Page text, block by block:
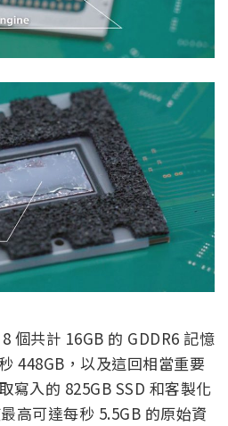
個共計 16GB 的 GDDR6 記憶
448GB，以及這回相當重要
寫入的 825GB SSD 和客製化
高可達每秒 5.5GB 的原始資